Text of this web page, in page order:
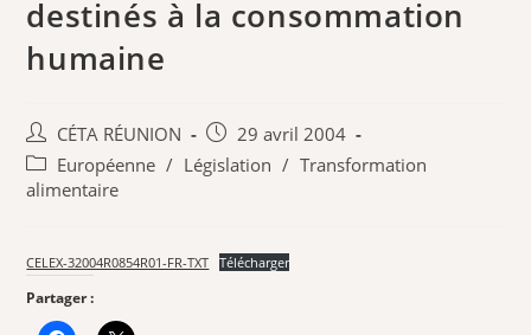
destinés à la consommation
humaine
Auteur/autrice
de
la
CÉTA RÉUNION
Publication
publiée :
29 avril 2004
Post
category:
Européenne / Législation / Transformation
alimentaire
CELEX-32004R0854R01-FR-TXT Télécharger
Partager :